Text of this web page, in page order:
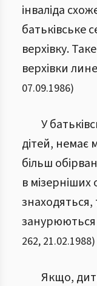
інваліда
батьківське
верхівку.
верхівки
07.09.1986)
У
дітей, немає
більш
в
занурюються
262, 21.02.1988)
Якщо,